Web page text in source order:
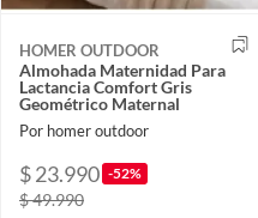
HOMER OUTDOOR
Almohada Maternidad Para
Lactancia Comfort Gris
Geométrico Maternal
Por homer outdoor
$ 23.990 -52%
$ 49.990